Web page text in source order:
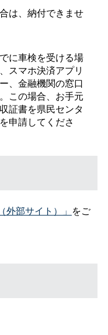
は、納付できませ
に車検を受ける場
スマホ決済アプリ
、金融機関の窓口
この場合、お手元
証書を県民センタ
申請してくださ
外部サイト）」 をご